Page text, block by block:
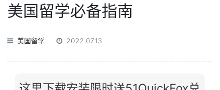
美国留学必备指南
美国留学 2022.07.13